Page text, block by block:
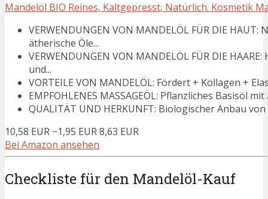
Mandelöl BIO Reines, Kaltgepresst, Natürlich. Kosmetik
VERWENDUNGEN VON MANDELÖL FÜR DIE
ätherische Öle...
VERWENDUNGEN VON MANDELÖL FÜR DIE
und...
VORTEILE VON MANDELÖL: Fördert + Kollagen +
EMPFOHLENES MASSAGEÖL: Pflanzliches Basisöl
QUALITÄT UND HERKUNFT: Biologischer Anbau
10,58 EUR −1,95 EUR8,63 EUR
Bei Amazon ansehen
Checkliste für den Mandelöl-Kauf